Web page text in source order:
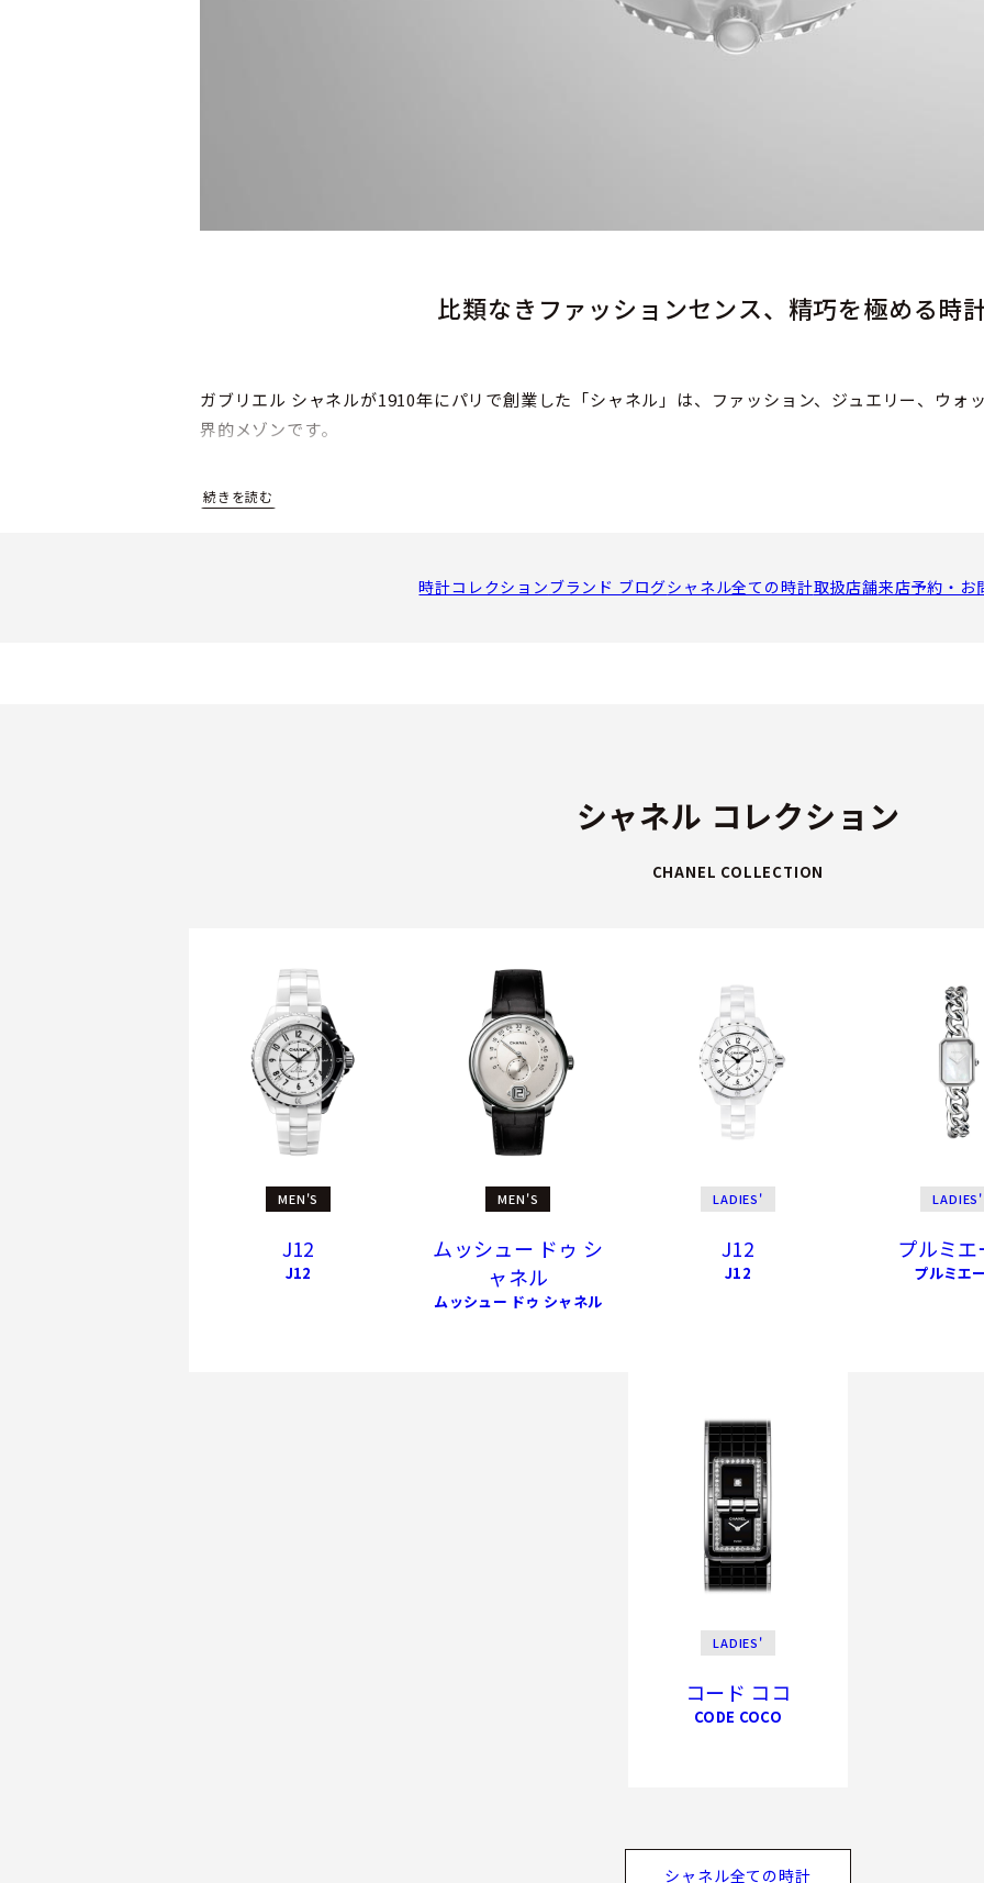
比類なきファッションセンス、 精巧を極める時
ガブリエル シャネルが1910年にパリで創業した「シャネル」は、ファッション、ジュエリー、ウォ
界的メゾンです。
1987年にパリのヴァンドーム広場から着想を得た八角形のケースの「プルミエール」を発表して以
スイスの自社工房では、セラミックや外装パーツの製造を行うほか、オート オルロジュリー部門で
時計コレクションブランド ブログシャネル全ての時計取扱店舗来店予約・お
シャネル コレクション
CHANEL COLLECTION
MEN'S
J12
J12
MEN'S
ムッシュー ドゥ シ
ャネル
ムッシュー ドゥ シャネル
LADIES'
J12
J12
LADIES'
プルミエ
プルミエ
LADIES'
コード ココ
CODE COCO
シャネル全ての時計